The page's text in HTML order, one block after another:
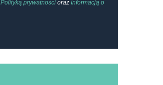
Polityką prywatności oraz Informacją o